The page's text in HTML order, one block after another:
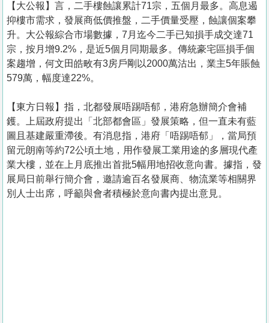
【大公報】言， 二手樓蝕讓累計71宗，五個月最多。高息遏
抑樓市需求，發展商低價推盤，二手價量受壓，蝕讓個案攀
升。大公報綜合市場數據，7月迄今二手已知損手成交達71
宗，按月增9.2%，是近5個月同期最多。傳統豪宅區損手個
案趨增，何文田皓畋有3房戶剛以2000萬沽出，業主5年賬蝕
579萬，幅度達22%。
【東方日報】指，北都發展唔踢唔郁，港府急辦簡介會補
鑊。上屆政府提出「北部都會區」發展策略，但一直未有藍
圖且基建嚴重滯後。有消息指，港府「唔踢唔郁」，當局預
留元朗南等約72公頃土地，用作發展工業用途的多層現代產
業大樓，並在上月底推出首批5幅用地招收意向書。據指，發
展局日前舉行簡介會，邀請逾百名發展商、物流業等相關界
別人士出席，呼籲與會者積極於意向書內提出意見。